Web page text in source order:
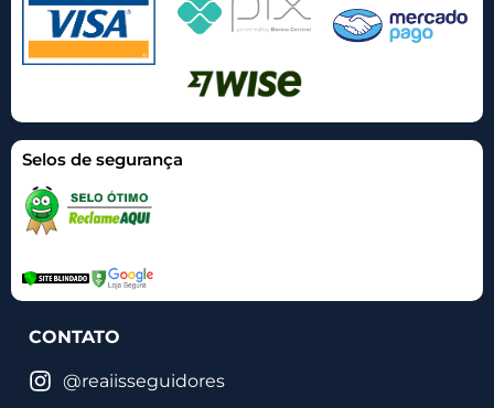
Selos de segurança
CONTATO
@reaiisseguidores